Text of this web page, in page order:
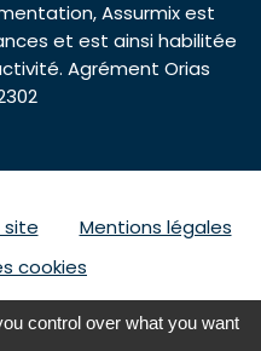
Assurmix est
et est ainsi habilitée
Agrément Orias
site
Mentions légales
cookies
control over what you want